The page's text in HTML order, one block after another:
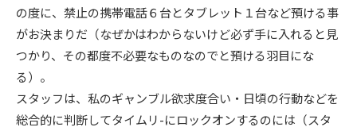
の度に、禁止の携帯電話６台とタブレット１台など預ける事
がお決まりだ（なぜかはわからないけど必ず手に入れると見
つかり、その都度不必要なものなのでと預ける羽目にな
る）。
スタッフは、私のギャンブル欲求度合い・日頃の行動などを
総合的に判断してタイムリ-にロックオンするのには（スタ